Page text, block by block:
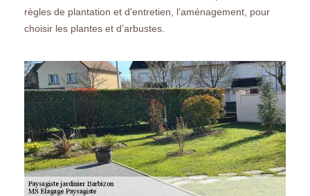
règles de plantation et d'entretien, l’aménagement, pour
choisir les plantes et d’arbustes.